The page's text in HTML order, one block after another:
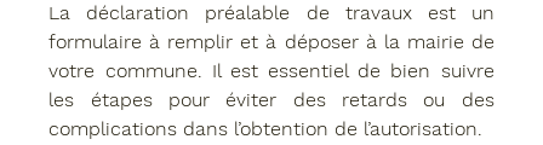
La déclaration préalable de travaux est un
formulaire à remplir et à déposer à la mairie de
votre commune. Il est essentiel de bien suivre
les étapes pour éviter des retards ou des
complications dans l’obtention de l’autorisation.